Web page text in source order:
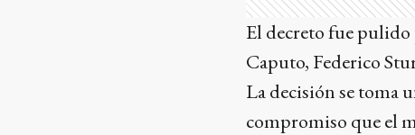
El decreto fue
Caputo, Federico
La decisión se toma
compromiso que el